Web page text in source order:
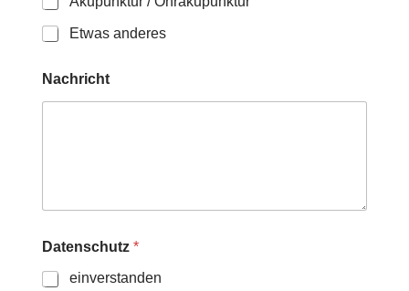
Etwas anderes
Nachricht
Datenschutz *
einverstanden